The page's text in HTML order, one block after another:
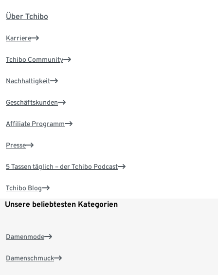
Über Tchibo
Karriere
Tchibo Community
Nachhaltigkeit
Geschäftskunden
Affiliate Programm
Presse
5 Tassen täglich – der Tchibo Podcast
Tchibo Blog
Unsere beliebtesten Kategorien
Damenmode
Damenschmuck